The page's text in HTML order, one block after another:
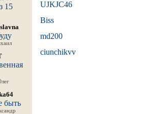
15
быть
UJKJC46
Biss
md200
ciunchikvv